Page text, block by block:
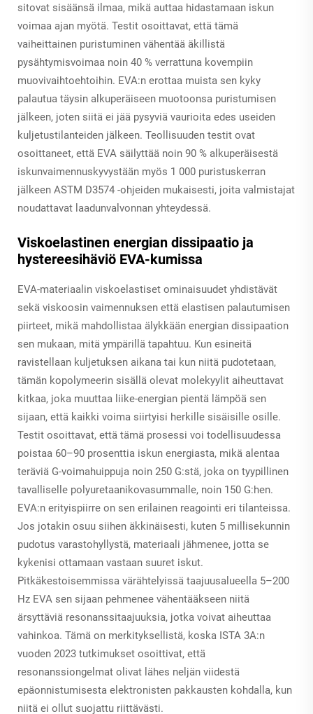
sitovat sisäänsä ilmaa, mikä auttaa hidastamaan iskun
voimaa ajan myötä. Testit osoittavat, että tämä
vaiheittainen puristuminen vähentää äkillistä
pysähtymisvoimaa noin 40 % verrattuna kovempiin
muovivaihtoehtoihin. EVA:n erottaa muista sen kyky
palautua täysin alkuperäiseen muotoonsa puristumisen
jälkeen, joten siitä ei jää pysyviä vaurioita edes useiden
kuljetustilanteiden jälkeen. Teollisuuden testit ovat
osoittaneet, että EVA säilyttää noin 90 % alkuperäisestä
iskunvaimennuskyvystään myös 1 000 puristuskerran
jälkeen ASTM D3574 -ohjeiden mukaisesti, joita valmistajat
noudattavat laadunvalvonnan yhteydessä.
Viskoelastinen energian dissipaatio ja
hystereesihäviö EVA-kumissa
EVA-materiaalin viskoelastiset ominaisuudet yhdistävät
sekä viskoosin vaimennuksen että elastisen palautumisen
piirteet, mikä mahdollistaa älykkään energian dissipaation
sen mukaan, mitä ympärillä tapahtuu. Kun esineitä
ravistellaan kuljetuksen aikana tai kun niitä pudotetaan,
tämän kopolymeerin sisällä olevat molekyylit aiheuttavat
kitkaa, joka muuttaa liike-energian pientä lämpöä sen
sijaan, että kaikki voima siirtyisi herkille sisäisille osille.
Testit osoittavat, että tämä prosessi voi todellisuudessa
poistaa 60–90 prosenttia iskun energiasta, mikä alentaa
teräviä G-voimahuippuja noin 250 G:stä, joka on tyypillinen
tavalliselle polyuretaanikovasummalle, noin 150 G:hen.
EVA:n erityispiirre on sen erilainen reagointi eri tilanteissa.
Jos jotakin osuu siihen äkkinäisesti, kuten 5 millisekunnin
pudotus varastohyllystä, materiaali jähmenee, jotta se
kykenisi ottamaan vastaan suuret iskut.
Pitkäkestoisemmissa värähtelyissä taajuusalueella 5–200
Hz EVA sen sijaan pehmenee vähentääkseen niitä
ärsyttäviä resonanssitaajuuksia, jotka voivat aiheuttaa
vahinkoa. Tämä on merkityksellistä, koska ISTA 3A:n
vuoden 2023 tutkimukset osoittivat, että
resonanssiongelmat olivat lähes neljän viidestä
epäonnistumisesta elektronisten pakkausten kohdalla, kun
niitä ei ollut suojattu riittävästi.